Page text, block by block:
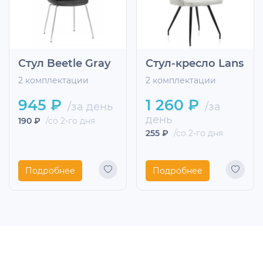
Стул Beetle Gray
2 комплектации
945 ₽ /за день
190 ₽ /со 2-го дня
Подробнее
Стул-кресло Lans
2 комплектации
1 260 ₽ /за
день
255 ₽ /со 2-го дня
Подробнее